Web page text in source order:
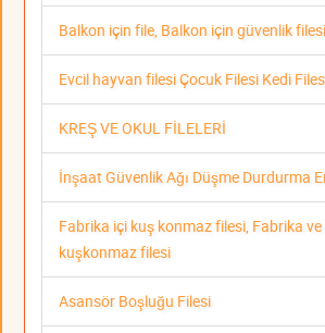
Balkon için file, Balkon için güvenlik filesi
Evcil hayvan filesi Çocuk Filesi Kedi
KREŞ VE OKUL FİLELERİ
İnşaat Güvenlik Ağı Düşme Durdurma
Fabrika içi kuş konmaz filesi, Fabrika
kuşkonmaz filesi
Asansör Boşluğu Filesi